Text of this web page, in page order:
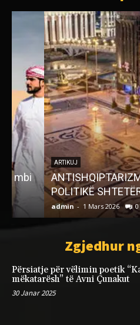
ARTIKUJ
ANTISHQIPTARIZMI
POLITIKË SHTETËRORE
admin 1 Mars 2026 0
Zgjedhur
Përsiatje për vëlimin poetik
mëkatarësh” të Avni Çunakut
30 Janar 2025